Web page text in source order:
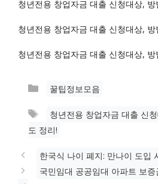
청년전용 창업자금 대출 신청대상,
청년전용 창업자금 대출 신청대상,
청년전용 창업자금 대출 신청대상,
카
고
리
꿀팁정보모음
태
그
청년전용 창업자금 대출 신
도 정리!
한국식 나이 폐지: 만나이 도입
국민임대 공공임대 아파트 보